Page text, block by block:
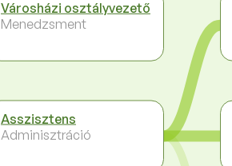
Városházi osztályvezető
Menedzsment
Asszisztens
Adminisztráció